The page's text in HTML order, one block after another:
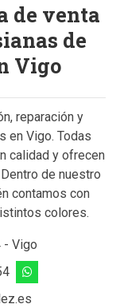
de venta
de
Vigo
reparación y
en Vigo. Todas
calidad y ofrecen
de nuestro
contamos con
colores.
- Vigo